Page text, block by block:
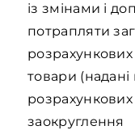
із змінами і
потрапляти
розрахункових
товари (надані
розрахункових
заокруглення